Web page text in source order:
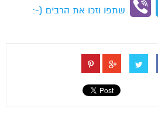
Telegram
Viber
שתפו וזכו את הרבים (-: